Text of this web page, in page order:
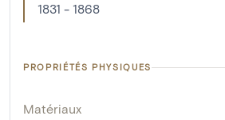
1831 - 1868
PROPRIÉTÉS PHYSIQUES
Matériaux